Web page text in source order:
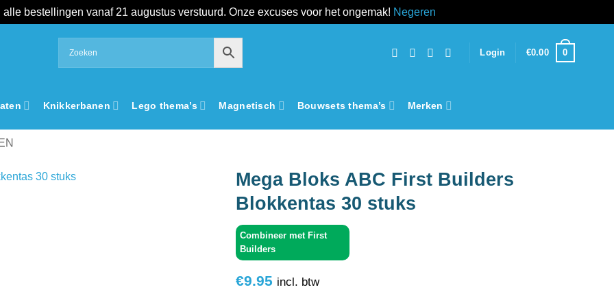
bestellingen vanaf 21 augustus verstuurd. Onze excuses voor het ongemak! Negeren
Login €0.00 0
Knikkerbanen Lego thema’s Magnetisch Bouwsets thema’s Merken
Mega Bloks ABC First Builders
Blokkentas 30 stuks
Combineer met First
Builders
€9.95 incl. btw